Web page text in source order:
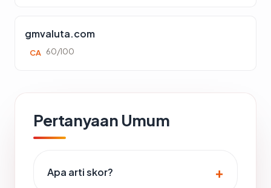
gmvaluta.com
CA 60/100
Pertanyaan Umum
Apa arti skor?